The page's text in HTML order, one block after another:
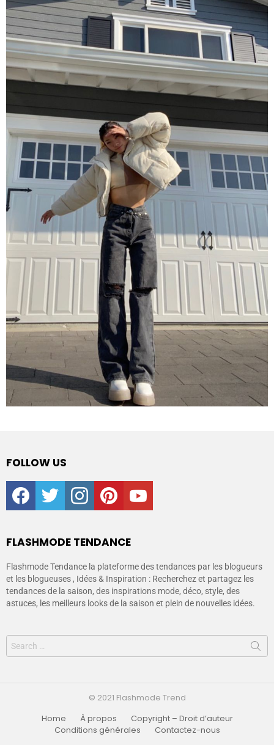
FOLLOW US
facebooktwitter instagrampinterestyoutube
FLASHMODE TENDANCE
Flashmode Tendance la plateforme des tendances par les blogueurs
et les blogueuses , Idées & Inspiration : Recherchez et partagez les
tendances de la saison, des inspirations mode, déco, style, des
astuces, les meilleurs looks de la saison et plein de nouvelles idées.
© 2021 Flashmode Trend
Home
À propos
Copyright – Droit d’auteur
Conditions générales
Contactez-nous